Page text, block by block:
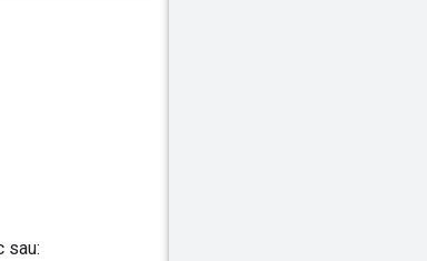
sau: